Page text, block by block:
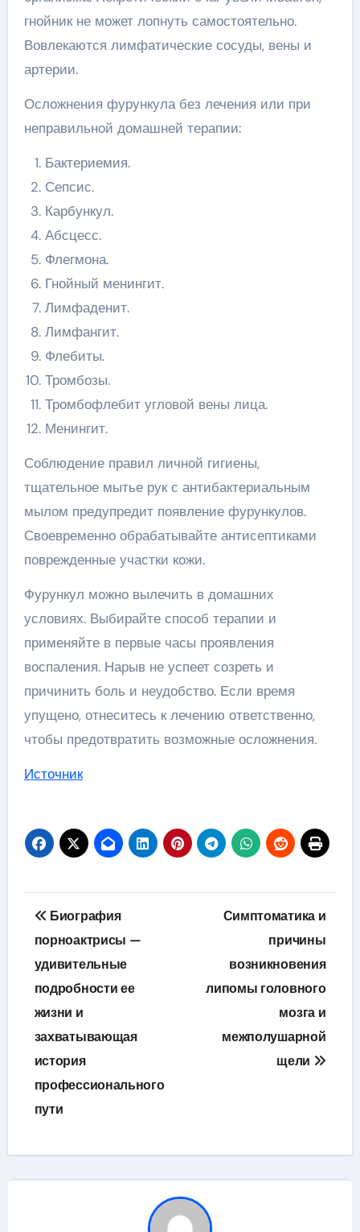
гнойник не может лопнуть самостоятельно.
Вовлекаются лимфатические сосуды, вены и
артерии.
Осложнения фурункула без лечения или при
неправильной домашней терапии:
Бактериемия.
Сепсис.
Карбункул.
Абсцесс.
Флегмона.
Гнойный менингит.
Лимфаденит.
Лимфангит.
Флебиты.
Тромбозы.
Тромбофлебит угловой вены лица.
Менингит.
Соблюдение правил личной гигиены,
тщательное мытье рук с антибактериальным
мылом предупредит появление фурункулов.
Своевременно обрабатывайте антисептиками
поврежденные участки кожи.
Фурункул можно вылечить в домашних
условиях. Выбирайте способ терапии и
применяйте в первые часы проявления
воспаления. Нарыв не успеет созреть и
причинить боль и неудобство. Если время
упущено, отнеситесь к лечению ответственно,
чтобы предотвратить возможные осложнения.
Источник
Навигация
по
записям
Биография
порноактрисы —
удивительные
подробности ее
жизни и
захватывающая
история
профессионального
пути
Симптоматика и
причины
возникновения
липомы головного
мозга и
межполушарной
щели